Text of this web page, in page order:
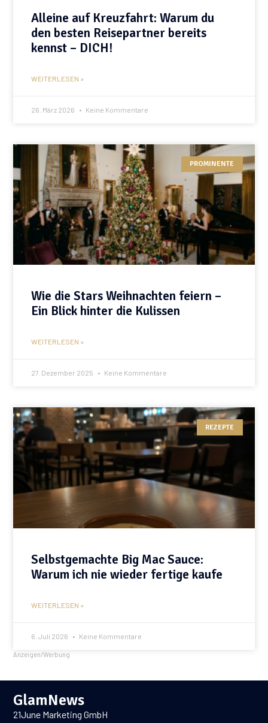
Alleine auf Kreuzfahrt: Warum du
den besten Reisepartner bereits
kennst – DICH!
WEITERLESEN »
26. März 2026 Keine Kommentare
PROMINENTE
Wie die Stars Weihnachten feiern –
Ein Blick hinter die Kulissen
WEITERLESEN »
27. Dezember 2025 Keine Kommentare
REZEPTE
Selbstgemachte Big Mac Sauce:
Warum ich nie wieder fertige kaufe
WEITERLESEN »
6. Juli 2026 Keine Kommentare
Anzeigen/Werbung
GlamNews
21June Marketing GmbH